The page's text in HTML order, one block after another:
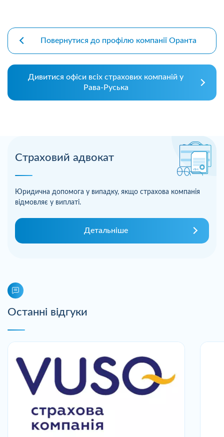
Страховий адвокат
Юридична допомога у випадку, якщо страхова компанія
відмовляє у виплаті.
Детальніше
Останні відгуки
Повернутися до профілю компанії Оранта
Дивитися офіси всіх страхових компаній у
Рава-Руська